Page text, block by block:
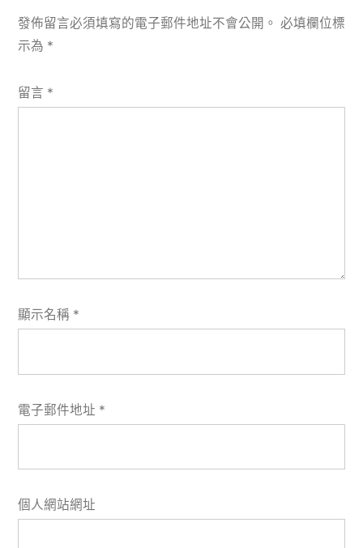
發佈留言必須填寫的電子郵件地址不會公開。 必填欄位標
示為 *
留言 *
顯示名稱 *
電子郵件地址 *
個人網站網址